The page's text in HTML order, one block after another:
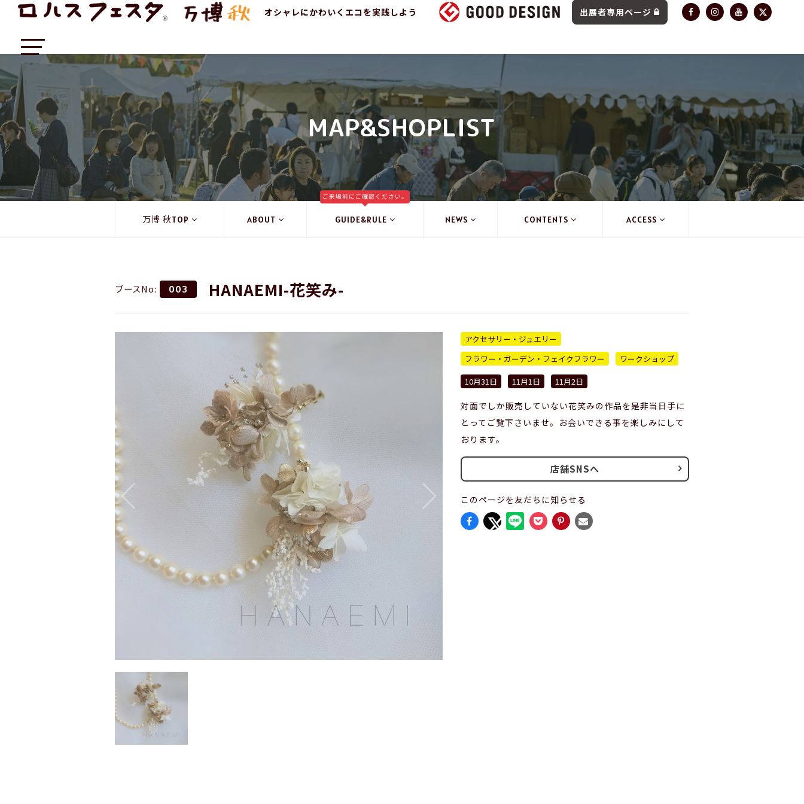
オシャレにかわいくエコを実践しよう 出展者専用ページ
MAP&SHOPLIST
万博 秋TOP ABOUT GUIDE&RULE
ご来場前にご確認ください。
NEWS CONTENTS ACCESS
ブースNo: 003 HANAEMI-花笑み-
アクセサリー・ジュエリー
フラワー・ガーデン・フェイクフラワー
ワークショップ
10月31日
11月1日 11月2日
対面でしか販売していない花笑みの作品を是非当日手に
とってご覧下さいませ。お会いできる事を楽しみにして
おります。
店舗SNSへ
このページを友だちに知らせる